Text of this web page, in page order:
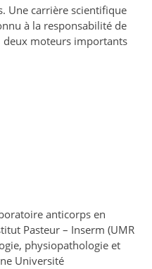
Une carrière scientifique
à la responsabilité de
moteurs importants
anticorps en
Pasteur – Inserm (UMR
physiopathologie et
Université